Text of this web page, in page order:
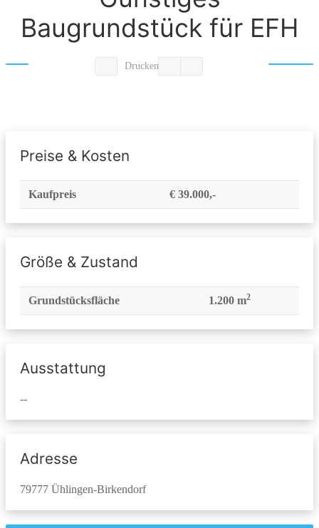
Baugrundstück für EFH
Drucken
Preise & Kosten
Kaufpreis € 39.000,-
Größe & Zustand
Grundstücksfläche 1.200 m2
Ausstattung
--
Adresse
79777 Ühlingen-Birkendorf